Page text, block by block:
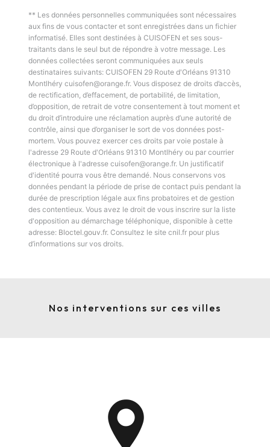
** Les données personnelles communiquées sont nécessaires
aux fins de vous contacter et sont enregistrées dans un fichier
informatisé. Elles sont destinées à CUISOFEN et ses sous-
traitants dans le seul but de répondre à votre message. Les
données collectées seront communiquées aux seuls
destinataires suivants: CUISOFEN 29 Route d'Orléans 91310
Montlhéry cuisofen@orange.fr. Vous disposez de droits d’accès,
de rectification, d’effacement, de portabilité, de limitation,
d’opposition, de retrait de votre consentement à tout moment et
du droit d’introduire une réclamation auprès d’une autorité de
contrôle, ainsi que d’organiser le sort de vos données post-
mortem. Vous pouvez exercer ces droits par voie postale à
l'adresse 29 Route d'Orléans 91310 Montlhéry ou par courrier
électronique à l'adresse cuisofen@orange.fr. Un justificatif
d'identité pourra vous être demandé. Nous conservons vos
données pendant la période de prise de contact puis pendant la
durée de prescription légale aux fins probatoires et de gestion
des contentieux. Vous avez le droit de vous inscrire sur la liste
d'opposition au démarchage téléphonique, disponible à cette
adresse: Bloctel.gouv.fr. Consultez le site cnil.fr pour plus
d’informations sur vos droits.
Nos interventions sur ces villes